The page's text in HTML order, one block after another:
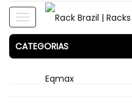
Toggle
navigation
CATEGORIAS